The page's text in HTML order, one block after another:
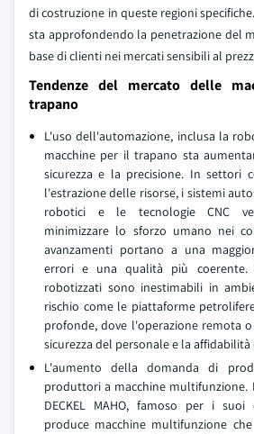
di costruzione in queste regioni
sta approfondendo la penetrazione del
base di clienti nei mercati sensibili al
Tendenze del mercato delle
trapano
L'uso dell'automazione, inclusa la
macchine per il trapano sta
sicurezza e la precisione. In settori
l'estrazione delle risorse, i sistemi
robotici e le tecnologie CNC
minimizzare lo sforzo umano nei
avanzamenti portano a una
errori e una qualità più
robotizzati sono inestimabili in
rischio come le piattaforme
profonde, dove l'operazione remota
sicurezza del personale e la affidabilità
L'aumento della domanda di
produttori a macchine
DECKEL MAHO, famoso per i
produce macchine multifunzione